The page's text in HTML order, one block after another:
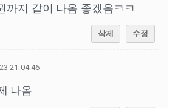
까지 같이 나옴 좋겠음ㅋㅋ
삭제 수정
21:04:46
나옴